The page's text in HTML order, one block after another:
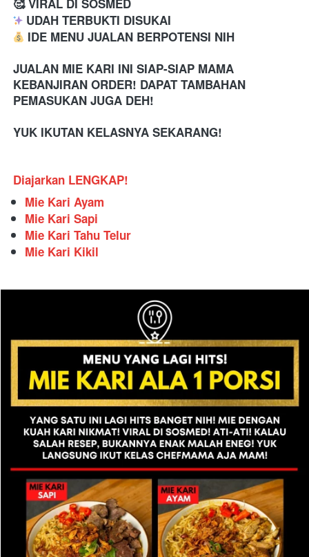
UDAH TERBUKTI DISUKAI
IDE MENU JUALAN BERPOTENSI NIH
JUALAN MIE KARI INI SIAP-SIAP MAMA
KEBANJIRAN ORDER! DAPAT TAMBAHAN
PEMASUKAN JUGA DEH!
YUK IKUTAN KELASNYA SEKARANG!
Diajarkan LENGKAP!
Mie Kari Ayam
Mie Kari Sapi
Mie Kari Tahu Telur
Mie Kari Kikil